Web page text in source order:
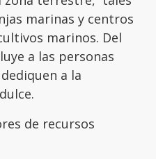
marinas y centros
marinos. Del
a las personas
a la
de recursos